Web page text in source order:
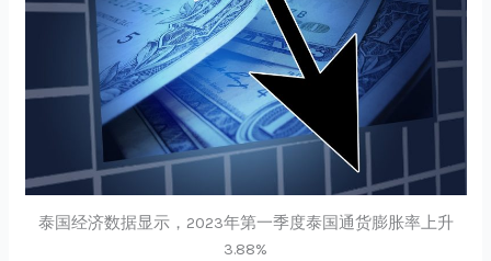
泰国经济数据显示，2023年第一季度泰国通货膨胀率上升
3.88%